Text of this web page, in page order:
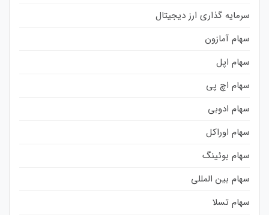
سرمایه گذاری ارز دیجیتال
سهام آمازون
سهام اپل
سهام اچ پی
سهام ادوبی
سهام اوراکل
سهام بوئینگ
سهام بین المللی
سهام تسلا